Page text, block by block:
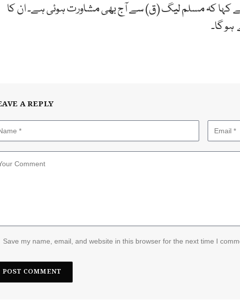
کہا کہ مسلم لیگ (ق) سے آج بھی مشاورت ہوئی ہے۔ ان کا
گا۔
A REPLY
Save my name, email, and website in this browser for the next time I